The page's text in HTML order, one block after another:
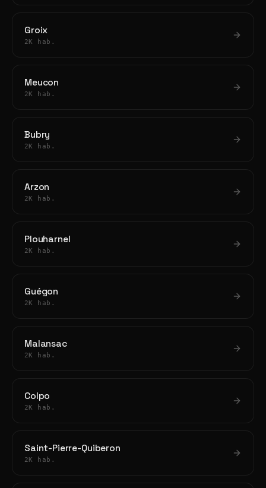
Groix
2K hab.
Meucon
2K hab.
Bubry
2K hab.
Arzon
2K hab.
Plouharnel
2K hab.
Guégon
2K hab.
Malansac
2K hab.
Colpo
2K hab.
Saint-Pierre-Quiberon
2K hab.